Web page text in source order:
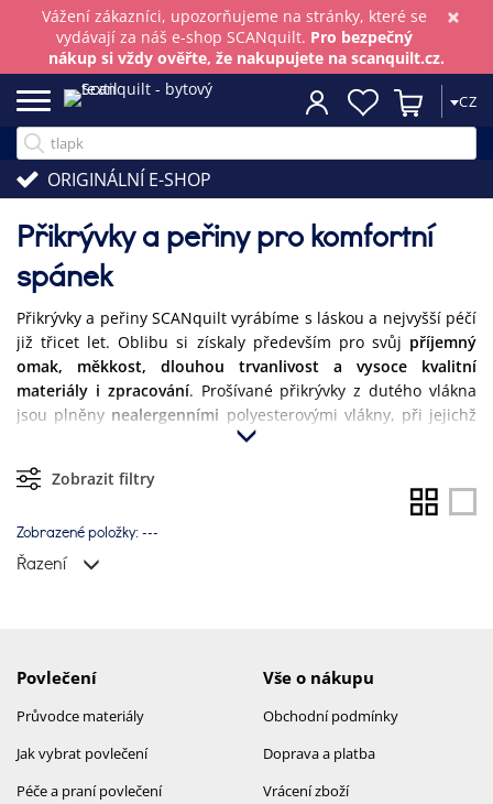
×
Vážení zákazníci, upozorňujeme na stránky, které se
vydávají za náš e-shop SCANquilt. Pro bezpečný
nákup si vždy ověřte, že nakupujete na scanquilt.cz.
CZ
ORIGINÁLNÍ E-SHOP
Přikrývky a peřiny pro komfortní
spánek
Přikrývky a peřiny SCANquilt vyrábíme s láskou a nejvyšší péčí
již třicet let. Oblibu si získaly především pro svůj příjemný
omak, měkkost, dlouhou trvanlivost a vysoce kvalitní
materiály i zpracování. Prošívané přikrývky z dutého vlákna
jsou plněny nealergenními polyesterovými vlákny, při jejichž
vrstvení ve formě jemných pavučin nepoužíváme
chemikálie
splývavost a objemovou stálost po dlouhou dobu.
Zobrazit filtry
Zobrazené položky:---
Řazení
Povlečení
Průvodce materiály
Jak vybrat povlečení
Péče a praní povlečení
Vše o nákupu
Obchodní podmínky
Doprava a platba
Vrácení zboží